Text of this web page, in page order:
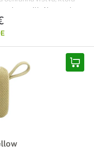
a odtlačkov prstov.
ml fľaša a kvalitná